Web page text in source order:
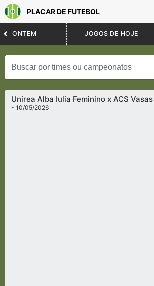
PLACAR DE FUTEBOL
ONTEM JOGOS DE HOJE
Unirea Alba Iulia Feminino x ACS
- 10/05/2026